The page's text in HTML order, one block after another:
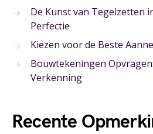
De Kunst van Tegelzetten
Perfectie
Kiezen voor de Beste
Bouwtekeningen
Verkenning
Recente